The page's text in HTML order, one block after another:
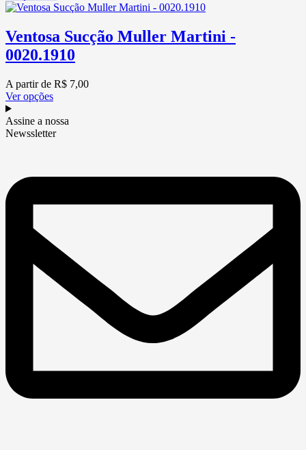
Ventosa Sucção Muller Martini -
0020.1910
A partir de R$ 7,00
Ver opções
Assine a nossa
Newssletter